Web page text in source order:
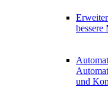
bessere
und